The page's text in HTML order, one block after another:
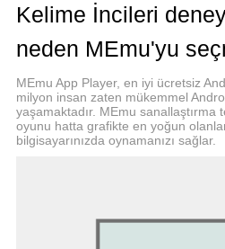
• Klasik oyunlar ve bulmaca
• Yeni temaların kilidini aç.
• Zihin egzersizi
birisi!
• Binlerce kelimelik çok
• İnternetsiz oyun, çevrimdışı
Kelime İncileri
neden MEmu'yu
MEmu App Player, en iyi ücretsiz
milyon insan zaten mükemmel
yaşamaktadır. MEmu sanallaştırma
oyunu hatta grafikte en yoğun
bilgisayarınızda oynamanızı sağlar.